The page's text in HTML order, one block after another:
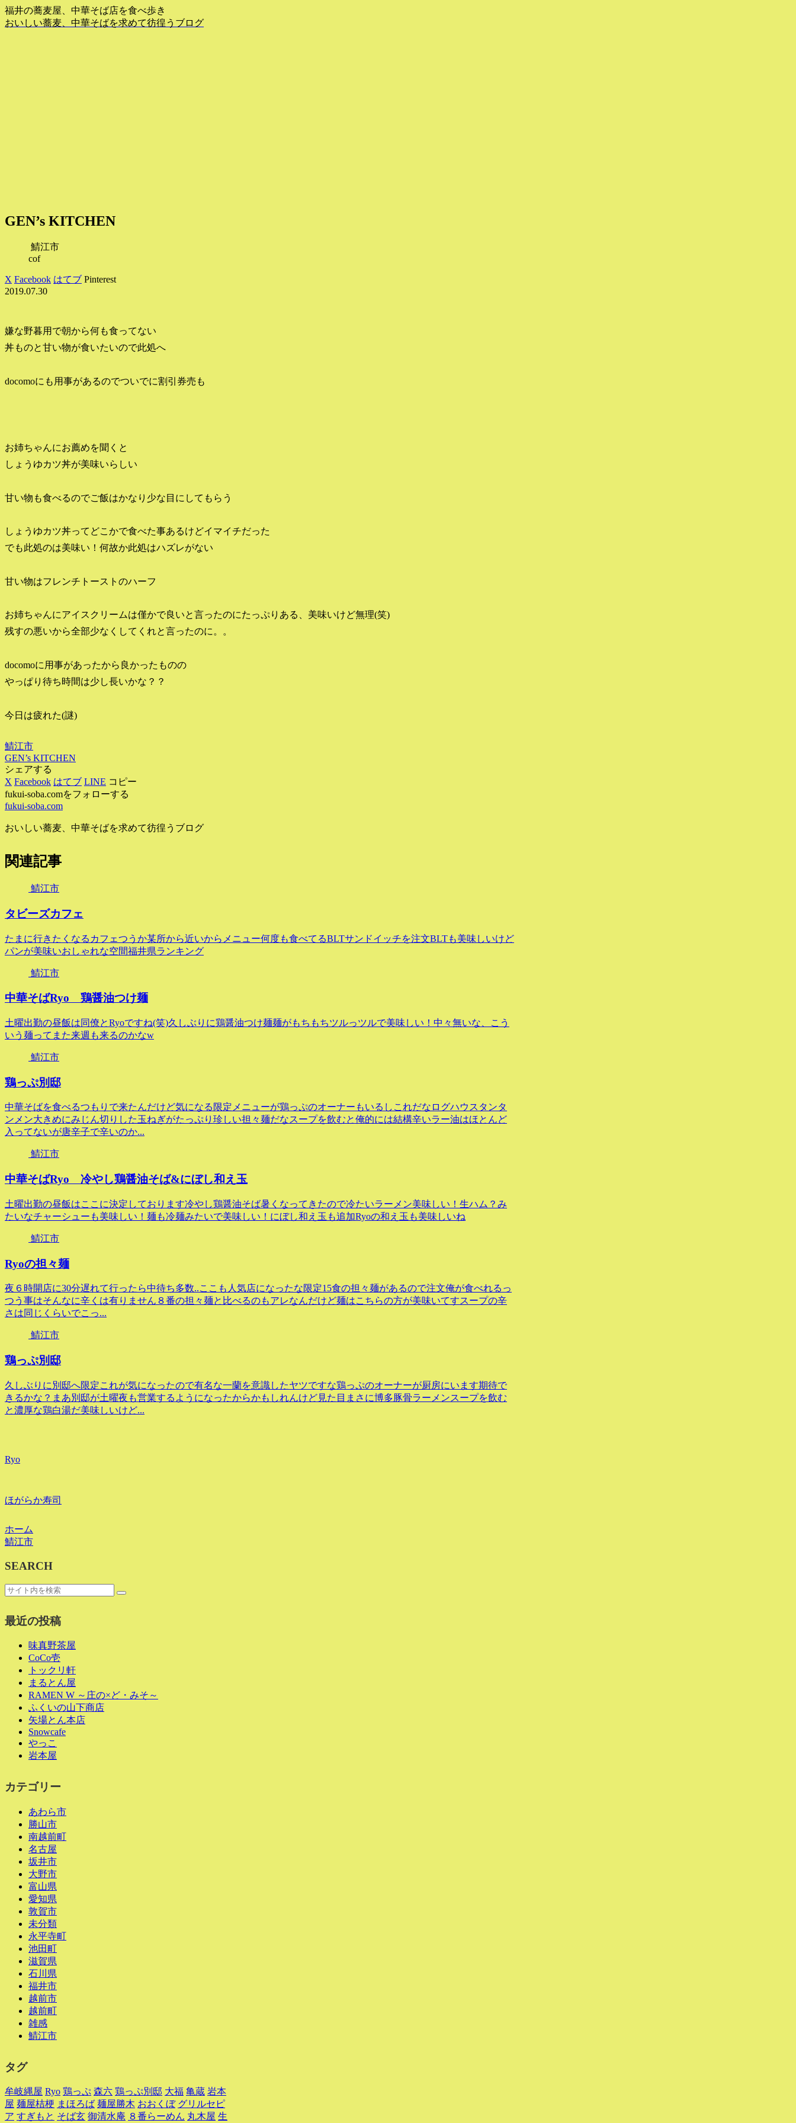
福井の蕎麦屋、中華そば店を食べ歩き
おいしい蕎麦、中華そばを求めて彷徨うブログ
GEN’s KITCHEN
鯖江市
cof
X Facebook はてブ Pinterest
2019.07.30
嫌な野暮用で朝から何も食ってない
丼ものと甘い物が食いたいので此処へ
docomoにも用事があるのでついでに割引券売も
お姉ちゃんにお薦めを聞くと
しょうゆカツ丼が美味いらしい
甘い物も食べるのでご飯はかなり少な目にしてもらう
しょうゆカツ丼ってどこかで食べた事あるけどイマイチだった
でも此処のは美味い！何故か此処はハズレがない
甘い物はフレンチトーストのハーフ
お姉ちゃんにアイスクリームは僅かで良いと言ったのにたっぷりある、美味いけど無理(笑)
残すの悪いから全部少なくしてくれと言ったのに。。
docomoに用事があったから良かったものの
やっぱり待ち時間は少し長いかな？？
今日は疲れた(謎)
鯖江市
GEN’s KITCHEN
シェアする
X Facebook はてブ LINE コピー
fukui-soba.comをフォローする
fukui-soba.com
おいしい蕎麦、中華そばを求めて彷徨うブログ
関連記事
鯖江市
タビーズカフェ
たまに行きたくなるカフェつうか某所から近いからメニュー何度も食べてるBLTサンドイッチを注文BLTも美味しいけど
パンが美味いおしゃれな空間福井県ランキング
鯖江市
中華そばRyo 鶏醤油つけ麺
土曜出勤の昼飯は同僚とRyoですね(笑)久しぶりに鶏醤油つけ麺麺がもちもちツルっツルで美味しい！中々無いな、こう
いう麺ってまた来週も来るのかなw
鯖江市
鶏っぷ別邸
中華そばを食べるつもりで来たんだけど気になる限定メニューが鶏っぷのオーナーもいるしこれだなログハウスタンタ
ンメン大きめにみじん切りした玉ねぎがたっぷり珍しい担々麺だなスープを飲むと俺的には結構辛いラー油はほとんど
入ってないが唐辛子で辛いのか...
鯖江市
中華そばRyo 冷やし鶏醤油そば&にぼし和え玉
土曜出勤の昼飯はここに決定しております冷やし鶏醤油そば暑くなってきたので冷たいラーメン美味しい！生ハム？み
たいなチャーシューも美味しい！麺も冷麺みたいで美味しい！にぼし和え玉も追加Ryoの和え玉も美味しいね
鯖江市
Ryoの担々麺
夜６時開店に30分遅れて行ったら中待ち多数..ここも人気店になったな限定15食の担々麺があるので注文俺が食べれるっ
つう事はそんなに辛くは有りません８番の担々麺と比べるのもアレなんだけど麺はこちらの方が美味いてすスープの辛
さは同じくらいでこっ...
鯖江市
鶏っぷ別邸
久しぶりに別邸へ限定これが気になったので有名な一蘭を意識したヤツですな鶏っぷのオーナーが厨房にいます期待で
きるかな？まあ別邸が土曜夜も営業するようになったからかもしれんけど見た目まさに博多豚骨ラーメンスープを飲む
と濃厚な鶏白湯だ美味しいけど...
Ryo
ほがらか寿司
ホーム
鯖江市
SEARCH
最近の投稿
味真野茶屋
CoCo壱
トックリ軒
まるとん屋
RAMEN W ～庄の×ど・みそ～
ふくいの山下商店
矢場とん本店
Snowcafe
やっこ
岩本屋
カテゴリー
あわら市
勝山市
南越前町
名古屋
坂井市
大野市
富山県
愛知県
敦賀市
未分類
永平寺町
池田町
滋賀県
石川県
福井市
越前市
越前町
雑感
鯖江市
タグ
牟岐縄屋 Ryo 鶏っぷ 森六 鶏っぷ別邸 大福 亀蔵 岩本
屋 麺屋桔梗 まほろば 麺屋勝木 おおくぼ グリルセピ
ア すぎもと そば玄 御清水庵 ８番らーめん 丸木屋 生